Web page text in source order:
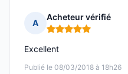
A
Acheteur vérifié
Note : 5 sur 5
Publié le 08/03/2018 à 18h26
Excellent